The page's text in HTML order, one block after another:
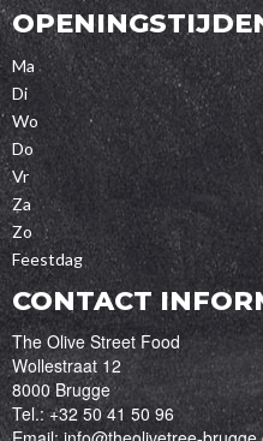
Ma
Di
Wo
Do
Vr
Za
Zo
Feestdag
CONTACT
The Olive Street Food
Wollestraat 12
8000 Brugge
Tel.:+32 50 41 50 96